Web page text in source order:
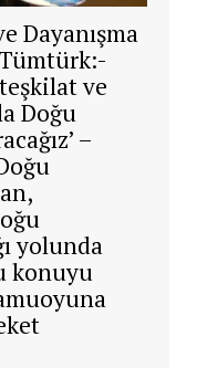
Dayanışma
ve
Doğu
–
yolunda
konuyu